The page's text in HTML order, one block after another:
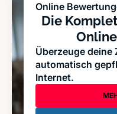
Online
Die
Überzeuge deine
automatisch
Internet.